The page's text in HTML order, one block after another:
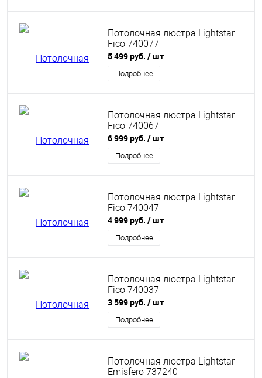
Потолочная люстра Lightstar
Fico 740077
5 499 руб. / шт
Подробнее
Потолочная люстра Lightstar
Fico 740067
6 999 руб. / шт
Подробнее
Потолочная люстра Lightstar
Fico 740047
4 999 руб. / шт
Подробнее
Потолочная люстра Lightstar
Fico 740037
3 599 руб. / шт
Подробнее
Потолочная люстра Lightstar
Emisfero 737240